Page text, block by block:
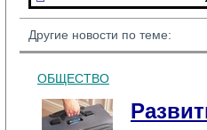
Другие новости по теме:
ОБЩЕСТВО